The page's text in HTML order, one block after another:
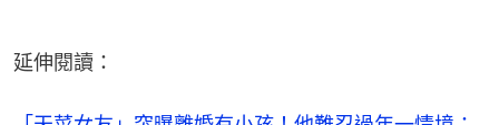
延伸閱讀：